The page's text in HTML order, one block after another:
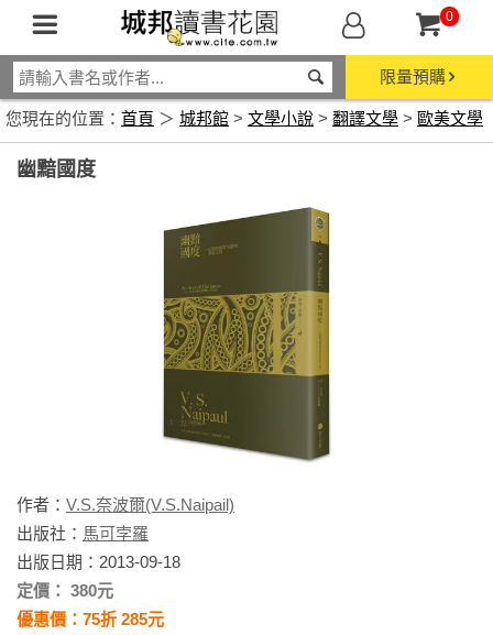
0
限量預購
您現在的位置： 首頁 ＞ 城邦館 > 文學小說 > 翻譯文學 > 歐美文學
幽黯國度
作者： V.S.奈波爾(V.S.Naipail)
出版社： 馬可孛羅
出版日期：2013-09-18
定價： 380元
優惠價：75折 285元